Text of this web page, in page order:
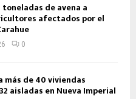
de avena a
afectados por el
0
más de 40 viviendas
aisladas en Nueva Imperial